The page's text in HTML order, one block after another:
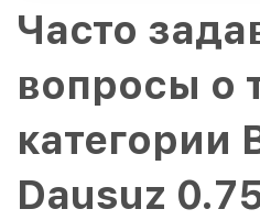
Часто
вопросы о
категории
Dausuz